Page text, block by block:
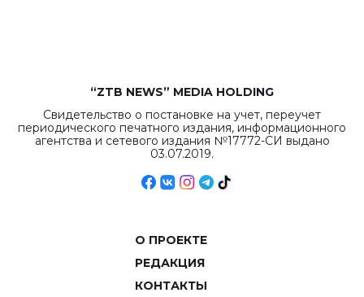
“ZTB NEWS” MEDIA HOLDING
Свидетельство о постановке на учет, переучет
периодического печатного издания, информационного
агентства и сетевого издания №17772-СИ выдано
03.07.2019.
О ПРОЕКТЕ
РЕДАКЦИЯ
КОНТАКТЫ